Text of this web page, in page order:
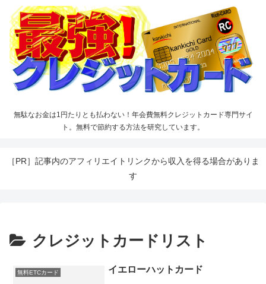
無駄なお金は1円たりとも払わない！年会費無料クレジットカード専門サイ
ト。無料で節約する方法を研究しています。
［PR］記事内のアフィリエイトリンクから収入を得る場合がありま
す
クレジットカードリスト
無料ETCカード イエローハットカード